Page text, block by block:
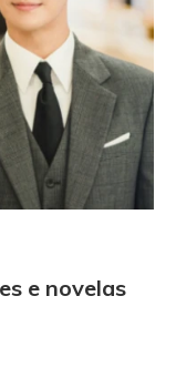
e novelas